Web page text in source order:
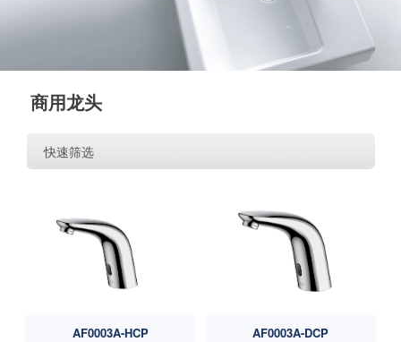
商用龙头
快速筛选
AF0003A-HCP AF0003A-DCP